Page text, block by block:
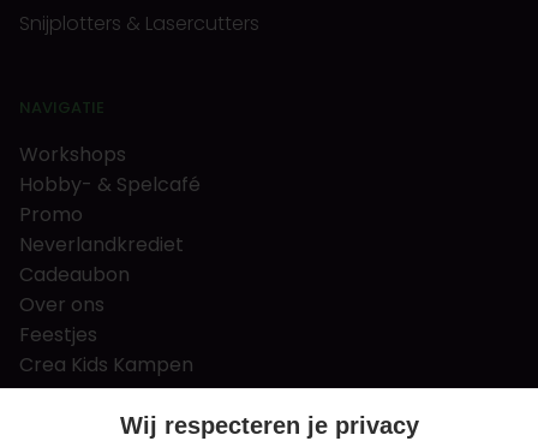
Snijplotters & Lasercutters
NAVIGATIE
Workshops
Hobby- & Spelcafé
Promo
Neverlandkrediet
Cadeaubon
Over ons
Feestjes
Crea Kids Kampen
FAQ
Tips & tricksWij respecteren je privacy